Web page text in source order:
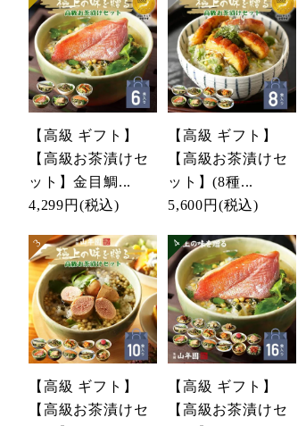
【高級 ギフト】
【高級お茶漬けセ
ット】金目鯛...
4,299円 (税込)
【高級 ギフト】
【高級お茶漬けセ
ット】(8種...
5,600円 (税込)
【高級 ギフト】
【高級お茶漬けセ
【高級 ギフト】
【高級お茶漬けセ